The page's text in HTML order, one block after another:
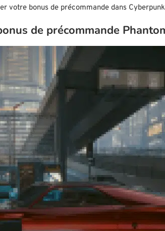
votre bonus de précommande dans
de précommande